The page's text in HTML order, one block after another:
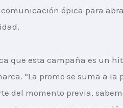
épica para
que esta campaña es un
“La promo se suma a la
del momento previa,